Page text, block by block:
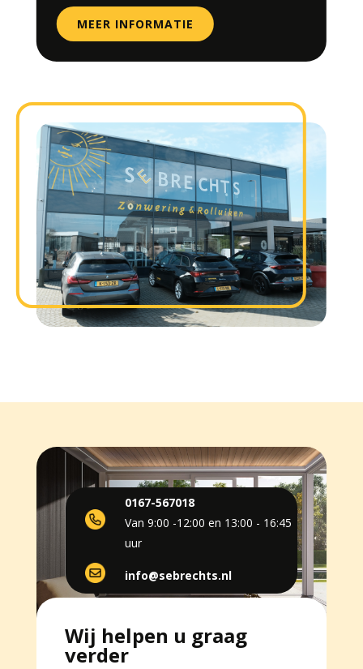
MEER INFORMATIE
0167-567018
Van 9:00 -12:00 en 13:00 - 16:45
uur
info@sebrechts.nl
Wij helpen u graag
verder